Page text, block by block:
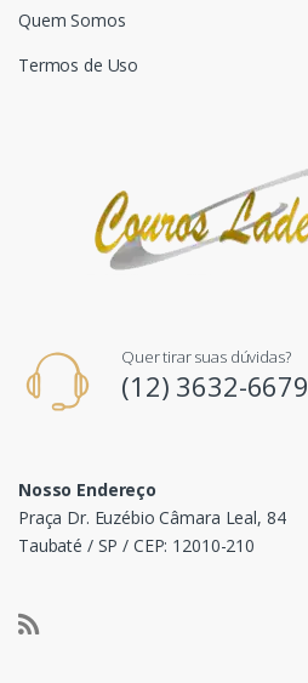
Quem Somos
Termos de Uso
Quer tirar suas dúvidas?
(12) 3632-6679
Nosso Endereço
Praça Dr. Euzébio Câmara Leal, 84
Taubaté / SP / CEP: 12010-210